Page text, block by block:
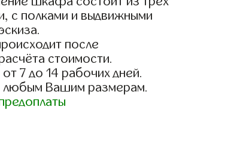
с полками и выдвижными
после
стоимости.
7 до 14 рабочих дней.
любым Вашим размерам.